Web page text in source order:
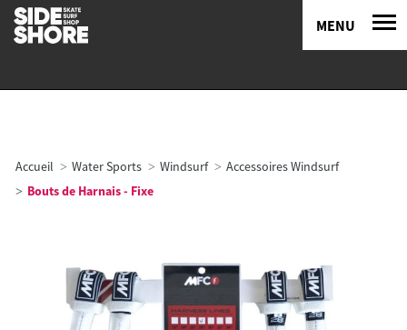
MENU
Accueil Water Sports Windsurf
Accessoires Windsurf
Bouts de Harnais - Fixe